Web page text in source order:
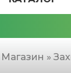
Магазин »